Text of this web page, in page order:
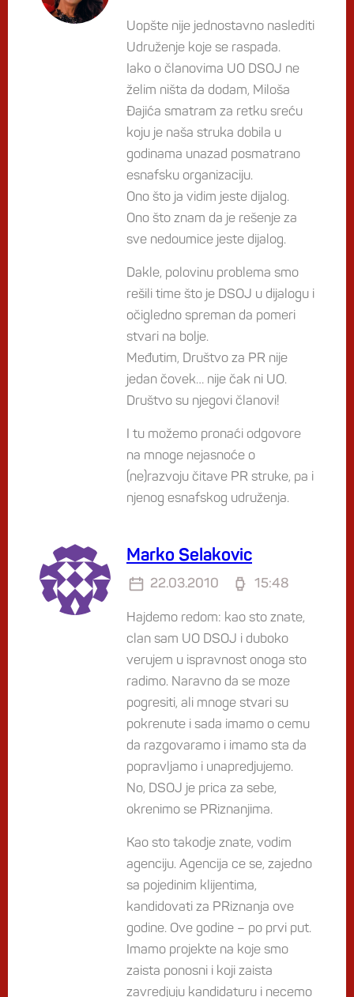
Uopšte nije jednostavno naslediti
Udruženje koje se raspada.
Iako o članovima UO DSOJ ne
želim ništa da dodam, Miloša
Đajića smatram za retku sreću
koju je naša struka dobila u
godinama unazad posmatrano
esnafsku organizaciju.
Ono što ja vidim jeste dijalog.
Ono što znam da je rešenje za
sve nedoumice jeste dijalog.
Dakle, polovinu problema smo
rešili time što je DSOJ u dijalogu i
očigledno spreman da pomeri
stvari na bolje.
Međutim, Društvo za PR nije
jedan čovek… nije čak ni UO.
Društvo su njegovi članovi!
I tu možemo pronaći odgovore
na mnoge nejasnoće o
(ne)razvoju čitave PR struke, pa i
njenog esnafskog udruženja.
Marko Selakovic
22.03.2010 15:48
Hajdemo redom: kao sto znate,
clan sam UO DSOJ i duboko
verujem u ispravnost onoga sto
radimo. Naravno da se moze
pogresiti, ali mnoge stvari su
pokrenute i sada imamo o cemu
da razgovaramo i imamo sta da
popravljamo i unapredjujemo.
No, DSOJ je prica za sebe,
okrenimo se PRiznanjima.
Kao sto takodje znate, vodim
agenciju. Agencija ce se, zajedno
sa pojedinim klijentima,
kandidovati za PRiznanja ove
godine. Ove godine – po prvi put.
Imamo projekte na koje smo
zaista ponosni i koji zaista
zavredjuju kandidaturu i necemo